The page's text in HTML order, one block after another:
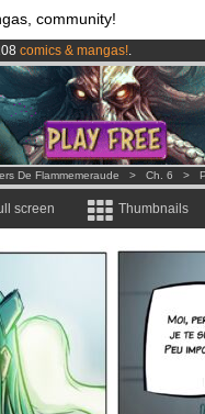
community!
comics & mangas!.
per month !Get membership
De Flammemeraude > Ch. 6 >
screen Thumbnails